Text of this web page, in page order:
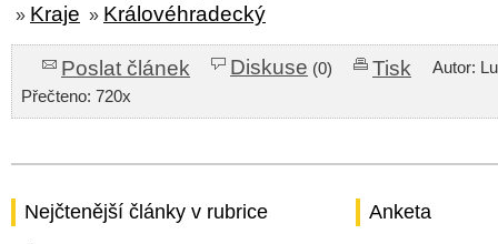
» Kraje » Královéhradecký
Poslat článek Diskuse (0) Tisk
Autor:
Přečteno: 720x
Nejčtenější články v rubrice Anketa